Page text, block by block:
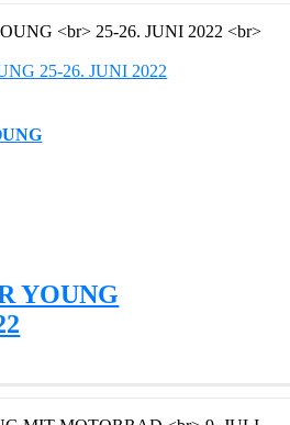
25-26. JUNI 2022
YOUNG